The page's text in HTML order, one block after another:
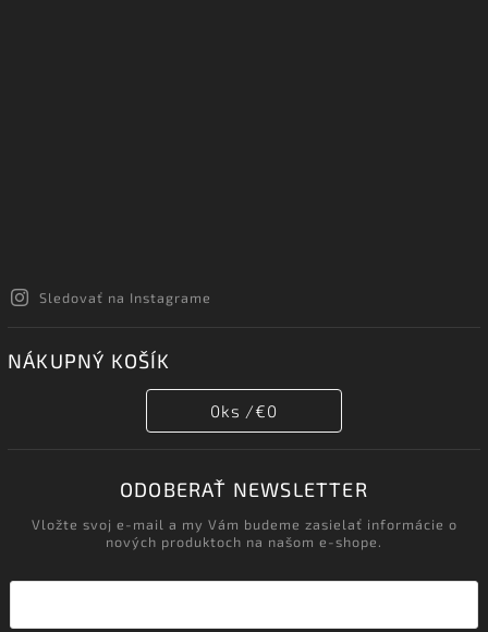
Sledovať na Instagrame
NÁKUPNÝ KOŠÍK
0ks /€0
ODOBERAŤ NEWSLETTER
Vložte svoj e-mail a my Vám budeme zasielať informácie o
nových produktoch na našom e-shope.